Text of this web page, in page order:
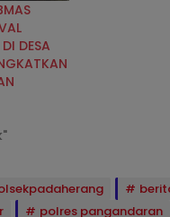
DESA
polres pangandaran